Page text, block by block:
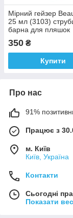
Мірний гейзер
25 мл (3103)
барна для пляшок
350 ₴
Купити
Про нас
91%
Працює з
м. Київ
Київ, Україна
Контакти
Сьогодні
Показати